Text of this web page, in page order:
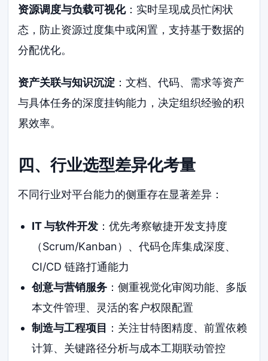
资源调度与负载可视化：实时呈现成员忙闲状
态，防止资源过度集中或闲置，支持基于数据的
分配优化。
资产关联与知识沉淀 ：文档、代码、需求等资产
与具体任务的深度挂钩能力，决定组织经验的积
累效率。
四、行业选型差异化考量
不同行业对平台能力的侧重存在显著差异：
IT 与软件开发：优先考察敏捷开发支持度
（Scrum/Kanban）、代码仓库集成深度、
CI/CD 链路打通能力
创意与营销服务：侧重视觉化审阅功能、多版
本文件管理、灵活的客户权限配置
制造与工程项目
：关注甘特图精度、前置依赖
计算、关键路径分析与成本工期联动管控